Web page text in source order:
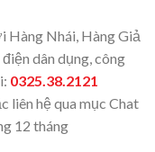
Hàng Nhái, Hàng Giả
dân dụng, công
0325.38.2121
liên hệ qua mục Chat
12 tháng